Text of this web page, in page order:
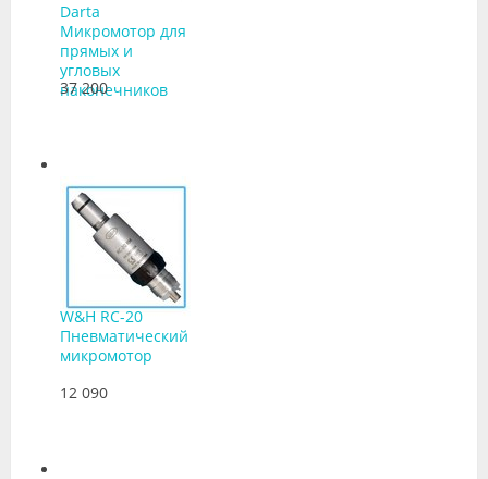
Darta
Микромотор для
прямых и
угловых
наконечников
37 200
W&H RC-20
Пневматический
микромотор
12 090